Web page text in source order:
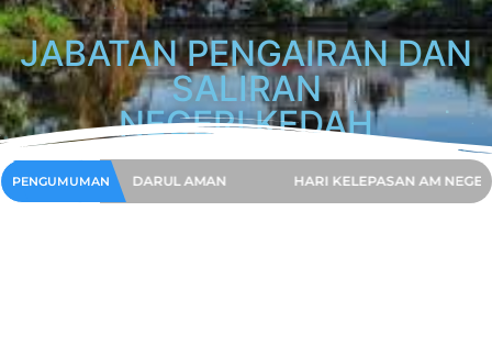
JABATAN PENGAIRAN DAN
SALIRAN
NEGERI KEDAH
PENGUMUMAN
KEDAH DARUL AMAN HARI KELEPASAN AM NEGERI